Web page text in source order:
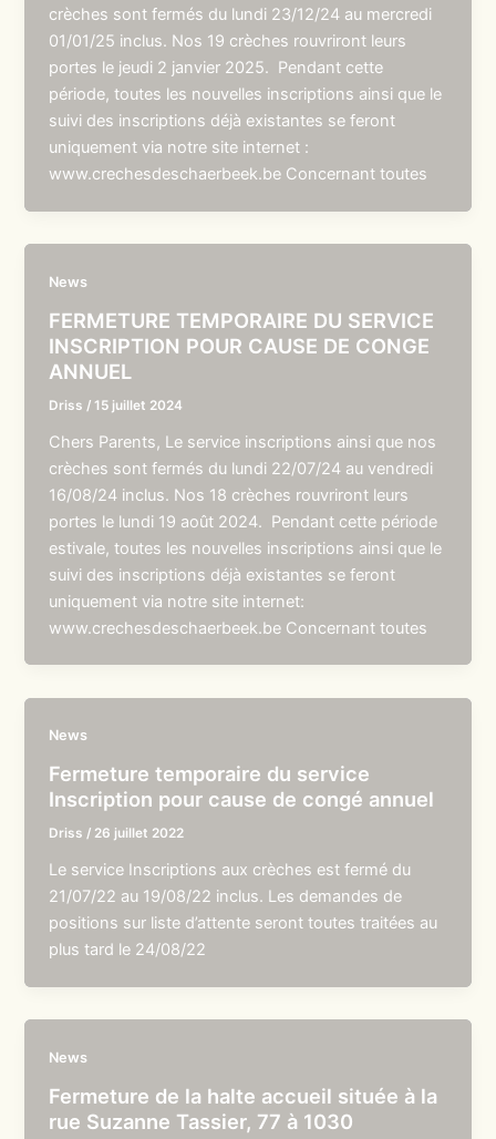
crèches sont fermés du lundi 23/12/24 au mercredi
01/01/25 inclus. Nos 19 crèches rouvriront leurs
portes le jeudi 2 janvier 2025. Pendant cette
période, toutes les nouvelles inscriptions ainsi que le
suivi des inscriptions déjà existantes se feront
uniquement via notre site internet :
www.crechesdeschaerbeek.be Concernant toutes
News
FERMETURE TEMPORAIRE DU SERVICE
INSCRIPTION POUR CAUSE DE CONGE
ANNUEL
Driss /15 juillet 2024
Chers Parents, Le service inscriptions ainsi que nos
crèches sont fermés du lundi 22/07/24 au vendredi
16/08/24 inclus. Nos 18 crèches rouvriront leurs
portes le lundi 19 août 2024. Pendant cette période
estivale, toutes les nouvelles inscriptions ainsi que le
suivi des inscriptions déjà existantes se feront
uniquement via notre site internet:
www.crechesdeschaerbeek.be Concernant toutes
News
Fermeture temporaire du service
Inscription pour cause de congé annuel
Driss / 26 juillet 2022
Le service Inscriptions aux crèches est fermé du
21/07/22 au 19/08/22 inclus. Les demandes de
positions sur liste d’attente seront toutes traitées au
plus tard le 24/08/22
News
Fermeture de la halte accueil située à la
rue Suzanne Tassier, 77 à 1030